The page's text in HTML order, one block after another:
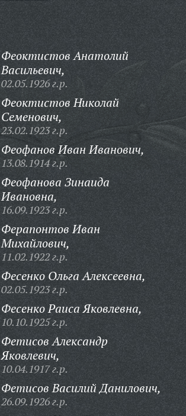
Феоктистов Анатолий
Васильевич,
02.05.1926 г.р.
Феоктистов Николай
Семенович,
23.02.1923 г.р.
Феофанов Иван Иванович,
13.08.1914 г.р.
Феофанова Зинаида
Ивановна,
16.09.1923 г.р.
Ферапонтов Иван
Михайлович,
11.02.1922 г.р.
Фесенко Ольга Алексеевна,
02.05.1923 г.р.
Фесенко Раиса Яковлевна,
10.10.1925 г.р.
Фетисов Александр
Яковлевич,
10.04.1917 г.р.
Фетисов Василий Данилович,
26.09.1926 г.р.